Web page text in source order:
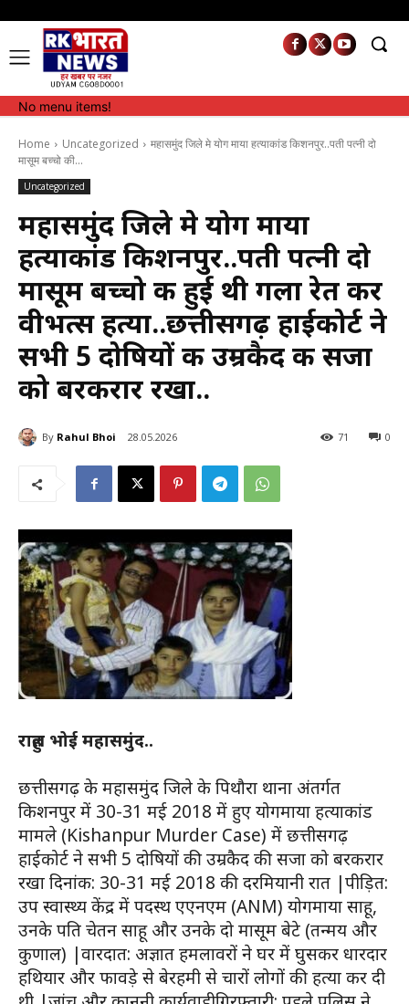
No menu items!
Home Uncategorized
महासमुंद जिले मे योग माया हत्याकांड किशनपुर..पती पत्नी दो
मासूम बच्चो की...
Uncategorized
महासमुंद जिले मे योग माया
हत्याकांड किशनपुर..पती पत्नी दो
मासूम बच्चो की हुई थी गला रेत कर
वीभत्स हत्या..छत्तीसगढ़ हाईकोर्ट ने
सभी 5 दोषियों की उम्रकैद की सजा
को बरकरार रखा..
By Rahul Bhoi 28.05.2026 0
71
राहुल भोई महासमुंद..
छत्तीसगढ़ के महासमुंद जिले के पिथौरा थाना अंतर्गत
किशनपुर में 30-31 मई 2018 में हुए योगमाया हत्याकांड
मामले (Kishanpur Murder Case) में छत्तीसगढ़
हाईकोर्ट ने सभी 5 दोषियों की उम्रकैद की सजा को बरकरार
रखा दिनांक: 30-31 मई 2018 की दरमियानी रात |पीड़ित:
उप स्वास्थ्य केंद्र में पदस्थ एएनएम (ANM) योगमाया साहू,
उनके पति चेतन साहू और उनके दो मासूम बेटे (तन्मय और
कुणाल) |वारदात: अज्ञात हमलावरों ने घर में घुसकर धारदार
हथियार और फावड़े से बेरहमी से चारों लोगों की हत्या कर दी